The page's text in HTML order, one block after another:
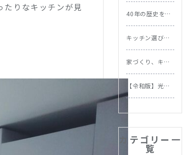
りなキッチンが見
取り入れたい習
慣
40年の歴史を持
ーション｜施工
事例
キッチン選びで
法と選び方
家づくり、キッ
う。NOKKIが提
案する理想の家
づくりの順番
【令和版】光熱
費をムダなく節
きる住まいの省
機の節約効果を
徹底比較
カテゴリー一
覧